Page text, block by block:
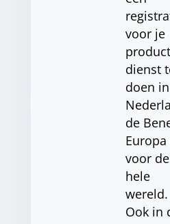
voor je
dienst
doen in
de
voor de
hele
wereld.
Ook in